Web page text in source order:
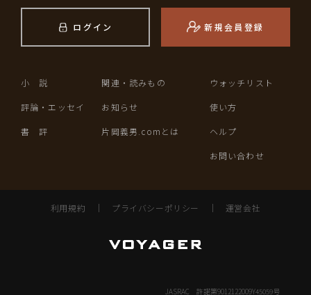
ログイン 新規会員登録
小 説
評論・エッセイ
書 評
関連・読みもの
お知らせ
片岡義男.comとは
ウォッチリスト
使い方
ヘルプ
お問い合わせ
利用規約 ｜ プライバシーポリシー ｜ 運営会社
JASRAC 許諾第9012122009Y45059号